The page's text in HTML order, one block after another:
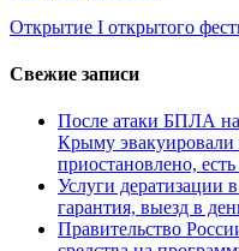
Открытие I открытого
Свежие записи
После атаки БПЛА
Крыму эвакуировали
приостановлено,
Услуги
гарантия, выезд в
Правительство